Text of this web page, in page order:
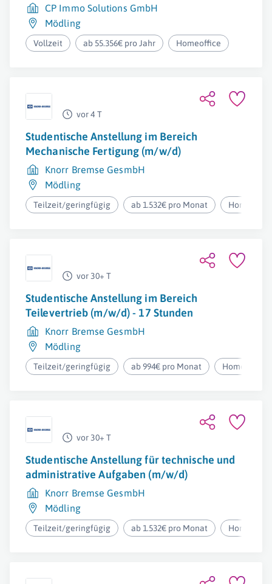
CP Immo Solutions GmbH
Mödling
Vollzeit ab 55.356€ pro Jahr Homeoffice
vor 4 T
Studentische Anstellung im Bereich
Mechanische Fertigung (m/w/d)
Knorr Bremse GesmbH
Mödling
Teilzeit/geringfügig ab 1.532€ pro Monat
vor 30+ T
Studentische Anstellung im Bereich
Teilevertrieb (m/w/d) - 17 Stunden
Knorr Bremse GesmbH
Mödling
Teilzeit/geringfügig ab 994€ pro Monat Homeoffice
vor 30+ T
Studentische Anstellung für technische und
administrative Aufgaben (m/w/d)
Knorr Bremse GesmbH
Mödling
Teilzeit/geringfügig ab 1.532€ pro Monat